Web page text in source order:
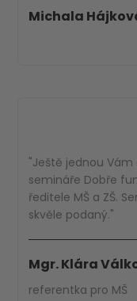
Michala
"Ještě jednou
semináře Dobře
ředitele MŠ a ZŠ.
skvěle podaný."
Mgr. Klára
referentka pro MŠ